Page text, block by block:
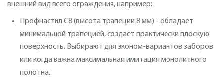
внешний вид всего ограждения, например:
Профнастил С8 (высота трапеции 8 мм) - обладает
минимальной трапецией, создает практически плоскую
поверхность. Выбирают для эконом-вариантов заборов
или когда важна максимальная имитация монолитного
полотна.